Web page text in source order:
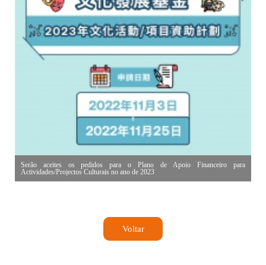
Serão aceites os pedidos para o Plano de Apoio Financeiro para
Actividades/Projectos Culturais no ano de 2023
Voltar